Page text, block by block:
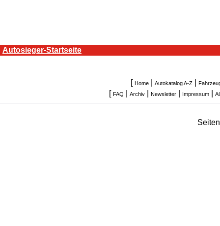
Autosieger-Startseite
[ Home| Autokatalog A-Z|
[ FAQ Archiv Newsletter Impressum